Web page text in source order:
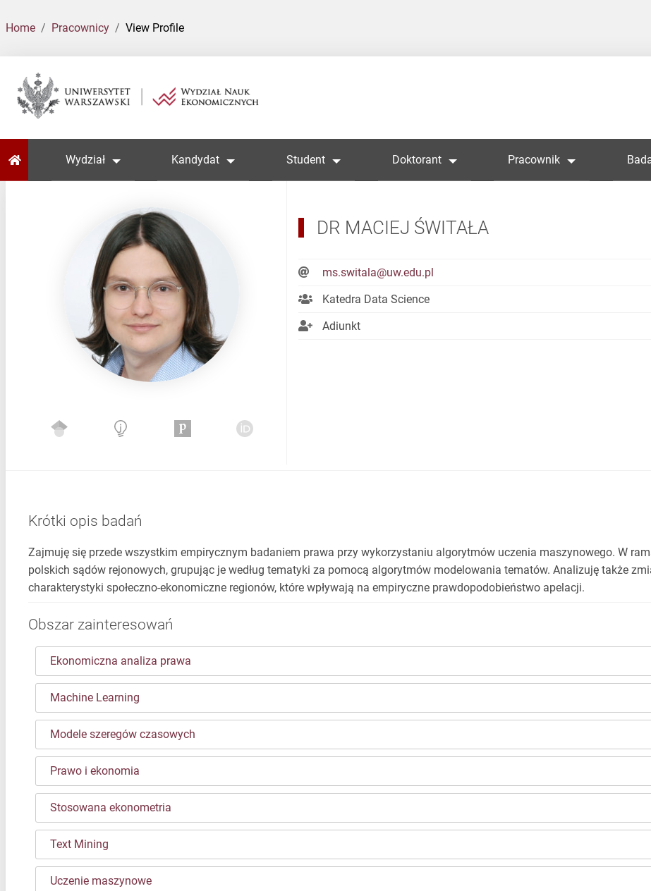
Home Pracownicy View Profile
Home Wydział Kandydat Student Doktorant Pracownik
DR MACIEJ ŚWITAŁA
ms.switala@uw.edu.pl
Katedra Data Science
Adiunkt
Krótki opis badań
Zajmuję się przede wszystkim empirycznym badaniem prawa przy wykorzystaniu algorytmów uczenia maszynowego. W
polskich sądów rejonowych, grupując je według tematyki za pomocą algorytmów modelowania tematów. Analizuję także
charakterystyki społeczno-ekonomiczne regionów, które wpływają na empiryczne prawdopodobieństwo apelacji.
Obszar zainteresowań
Ekonomiczna analiza prawa
Machine Learning
Modele szeregów czasowych
Prawo i ekonomia
Stosowana ekonometria
Text Mining
Uczenie maszynowe